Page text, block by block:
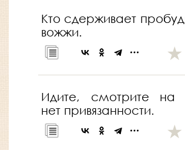
Кто сдерживает
вожжи.
Идите, смотрите
нет привязанности.